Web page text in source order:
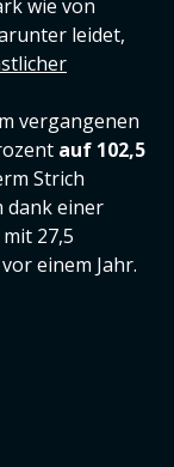
wie von
leidet,
vergangenen
auf 102,5
Strich
dank einer
27,5
einem Jahr.